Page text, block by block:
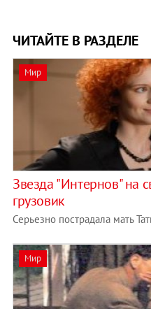
ЧИТАЙТЕ В РАЗДЕЛЕ
Мир
Звезда "Интернов" на
грузовик
Серьезно пострадала мать
Мир